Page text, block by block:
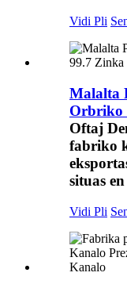
Vidi Pli
Malalta
Orbriko
Oftaj
fabriko
situas
Vidi Pli